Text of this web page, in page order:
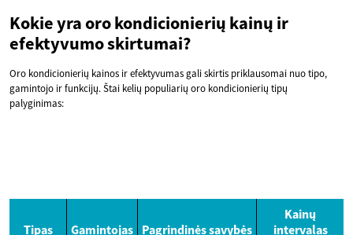
Kokie yra oro kondicionierių kainų ir
efektyvumo skirtumai?
Oro kondicionierių kainos ir efektyvumas gali skirtis priklausomai nuo tipo,
gamintojo ir funkcijų. Štai kelių populiarių oro kondicionierių tipų
palyginimas:
Tipas Gamintojas Pagrindinės savybės
Kainų
intervalas